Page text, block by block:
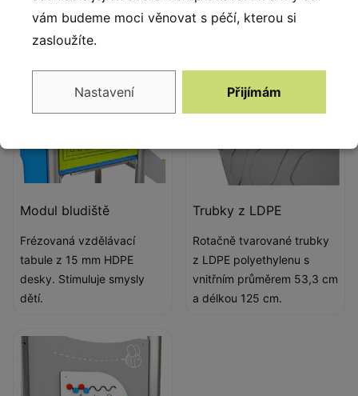
Modul bludiště
Frézovaná vzdělávací
tabule z 15 mm HDPE
desky. Stimuluje smysly
dětí.
Trubky z LDPE
Rotačně tvarované trubky
z LDPE polyethylenu s
vnitřním průměrem 53,3 cm
a délkou 125 cm.
vám budeme moci věnovat s péčí, kterou si
zasloužíte.
Nastavení Přijímám